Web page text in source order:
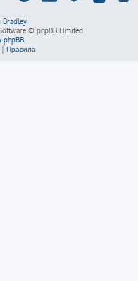
Bradley
© phpBB Limited
phpBB
| Правила